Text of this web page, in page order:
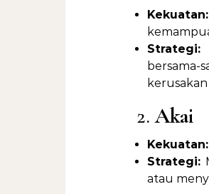
Kekuatan:
Strategi:
bersama-
kerusakan
2.Akai
Kekuatan:
Strategi:
atau